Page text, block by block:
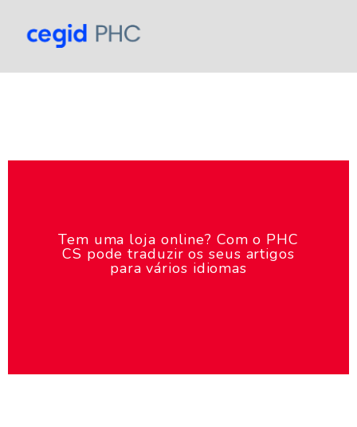
Tem uma loja online? Com o PHC
CS pode traduzir os seus artigos
para vários idiomas